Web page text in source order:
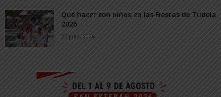
Qué hacer con niños en las Fiestas de Tudela
2026
23 julio, 2026